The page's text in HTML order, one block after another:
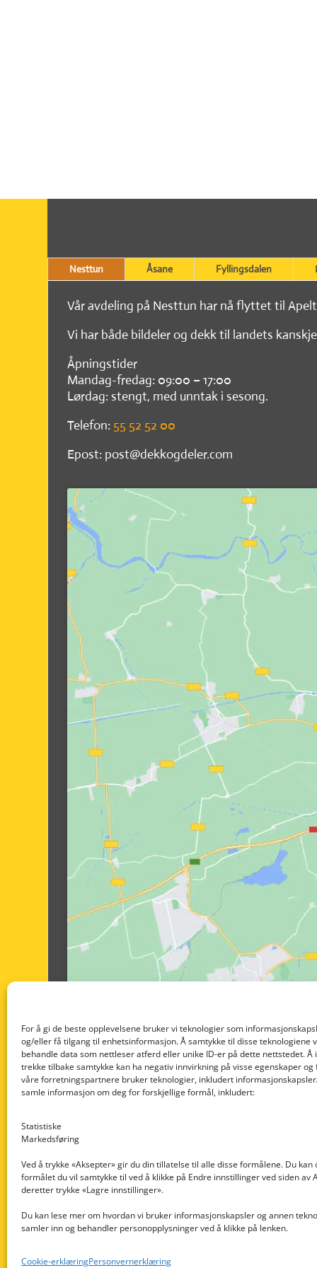
For å gi de beste opplevelsene bruker vi teknologier som
og/eller få tilgang til enhetsinformasjon. Å samtykke til disse teknologiene
behandle data som nettleser atferd eller unike ID-er på dette nettstedet. Å
trekke tilbake samtykke kan ha negativ innvirkning på visse egenskaper og
våre forretningspartnere bruker teknologier, inkludert
samle informasjon om deg for forskjellige formål, inkludert:
Statistiske
Markedsføring
Ved å trykke «Aksepter» gir du din tillatelse til alle disse formålene. Du kan
formålet du vil samtykke til ved å klikke på Endre innstillinger ved siden av
deretter trykke «Lagre innstillinger».
Du kan lese mer om hvordan vi bruker informasjonskapsler og annen
samler inn og behandler personopplysninger ved å klikke på lenken.
Cookie-erklæringPersonvernerklæring
Nesttun Åsane Fyllingsdalen
Vår avdeling på Nesttun har nå flyttet til
Vi har både bildeler og dekk til landets
Åpningstider
Mandag-fredag: 09:00 – 17:00
Lørdag: stengt, med unntak i sesong.
Telefon: 55 52 52 00
Epost: post@dekkogdeler.com
Nedre Nøttveit 60, 5238 Rådal
Email: post@dekkogdeler.com
Org. nr: 996430022